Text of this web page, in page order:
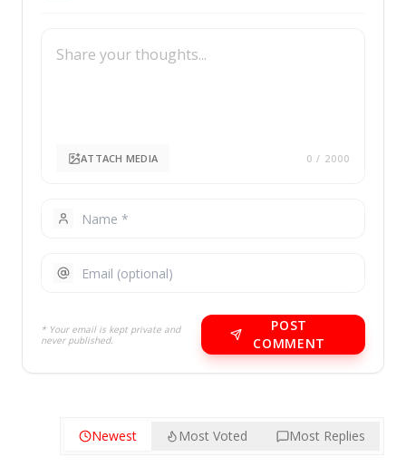
ATTACH MEDIA 0 / 2000
* Your email is kept private and
never published.
POST
COMMENT
Newest Most Voted Most Replies